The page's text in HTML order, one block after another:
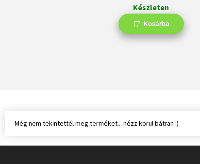
Készleten
Kosárba
Még nem tekintettél meg terméket... nézz körül bátran :)